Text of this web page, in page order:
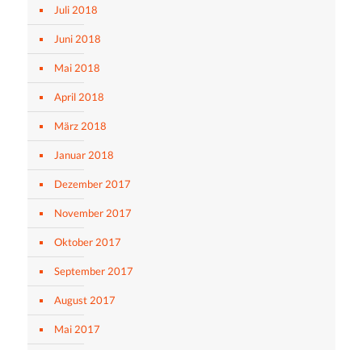
Juli 2018
Juni 2018
Mai 2018
April 2018
März 2018
Januar 2018
Dezember 2017
November 2017
Oktober 2017
September 2017
August 2017
Mai 2017